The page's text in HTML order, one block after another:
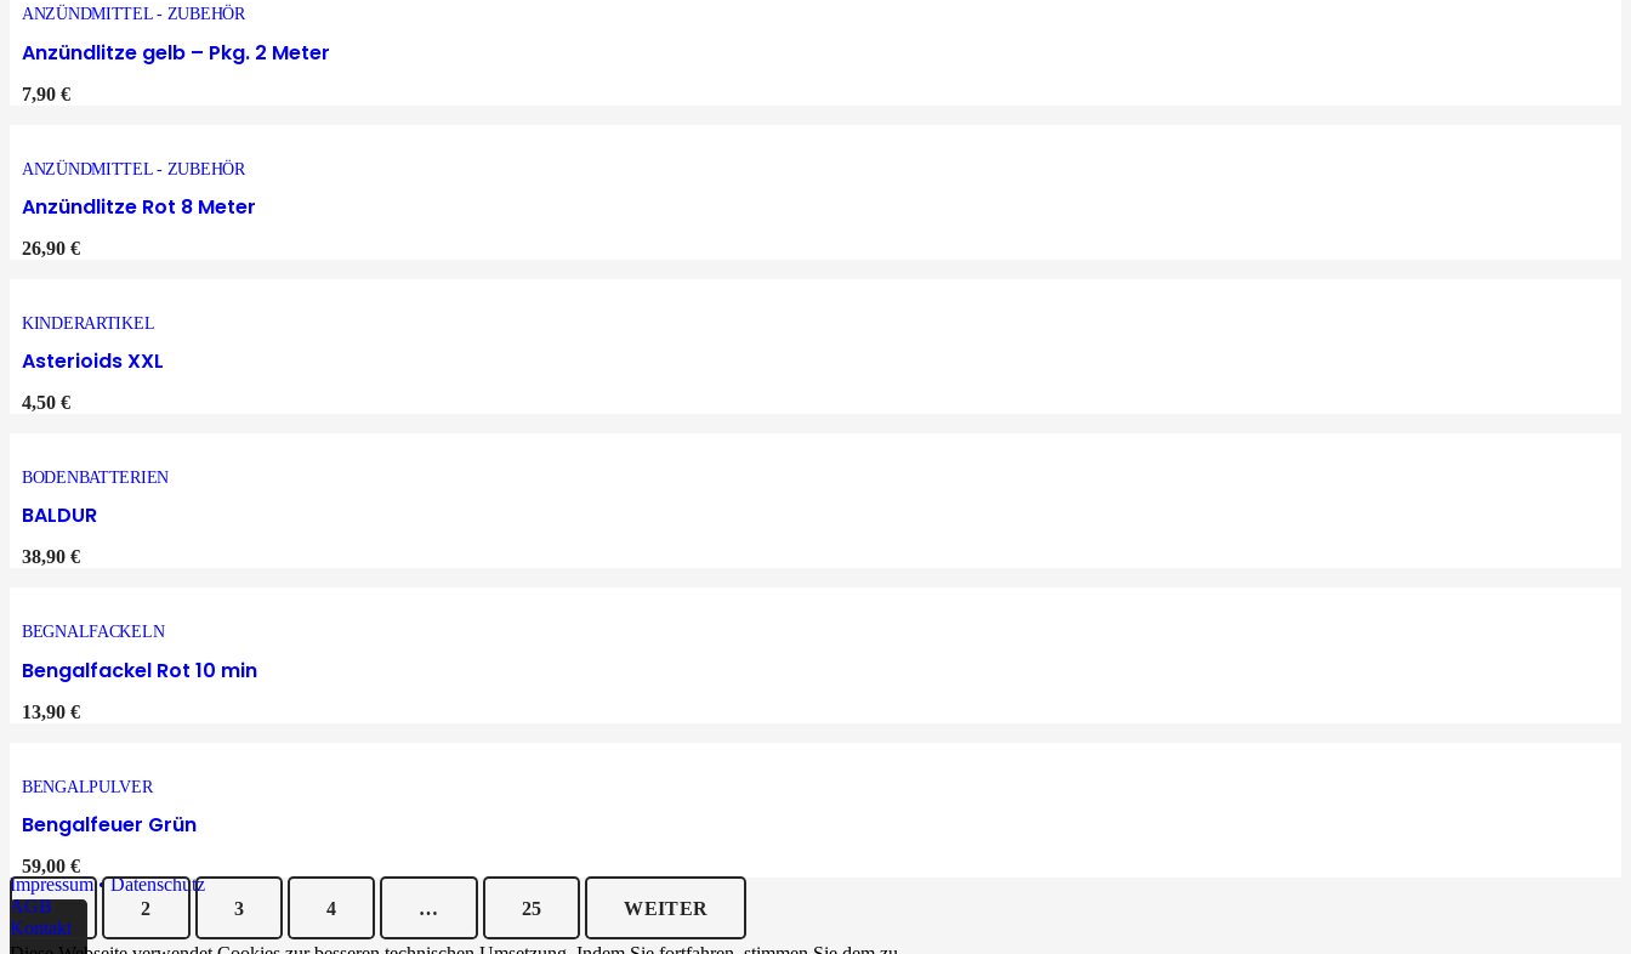
ANZÜNDMITTEL - ZUBEHÖR
Anzündlitze gelb – Pkg. 2 Meter
7,90 €
ANZÜNDMITTEL - ZUBEHÖR
Anzündlitze Rot 8 Meter
26,90 €
KINDERARTIKEL
Asterioids XXL
4,50 €
BODENBATTERIEN
BALDUR
38,90 €
BEGNALFACKELN
Bengalfackel Rot 10 min
13,90 €
BENGALPULVER
Bengalfeuer Grün
59,00 €
1 2 3 4 … 25 WEITER
Impressum • Datenschutz
AGB
Kontakt